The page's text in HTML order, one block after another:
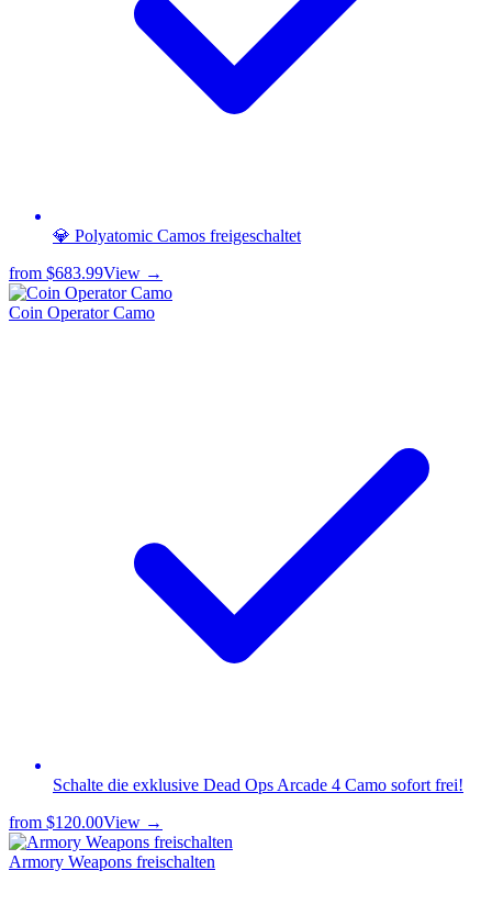
💎 Polyatomic Camos freigeschaltet
from $683.99View →
Coin Operator Camo
Schalte die exklusive Dead Ops Arcade 4 Camo sofort frei!
from $120.00View →
Armory Weapons freischalten